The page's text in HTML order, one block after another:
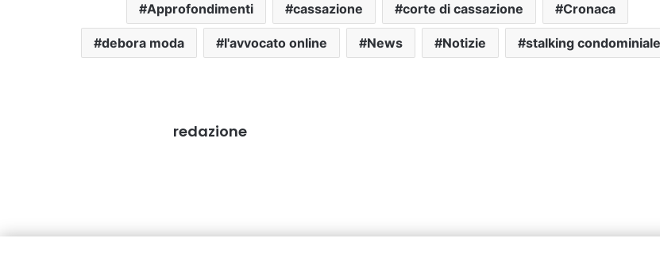
Approfondimenti cassazione corte di cassazione Cronaca
debora moda l'avvocato online News Notizie stalking condominiale
redazione